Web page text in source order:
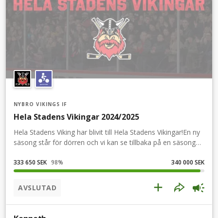
NYBRO VIKINGS IF
Hela Stadens Vikingar 2024/2025
Hela Stadens Viking har blivit till Hela Stadens Vikingar!En ny
säsong står för dörren och vi kan se tillbaka på en säsong
suveräna supporterförening Viking Support tar nu ny fart
tillsammans med föreningen, alla supportrar och partners
för att ge bästa möjliga förutsättningar till truppbygget
2024/25.Stödet från supportrar och partners är ovärderligt.
Tidigare år har insamlingen till
&quot;supporterspelaren&quot; givit cirka 200 000 i extra
333 650 SEK 98% 340 000 SEK
AVSLUTAD